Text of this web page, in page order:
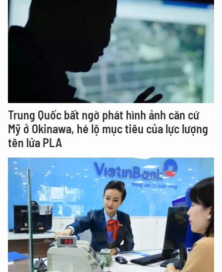
Trung Quốc bất ngờ phát hình ảnh căn cứ
Mỹ ở Okinawa, hé lộ mục tiêu của lực lượng
tên lửa PLA